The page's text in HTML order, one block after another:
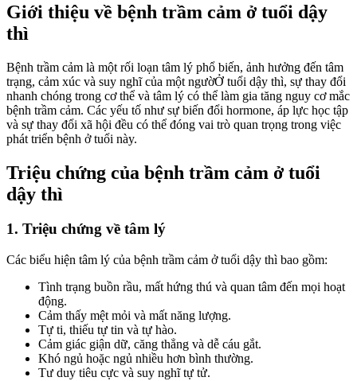
Giới thiệu về bệnh trầm cảm ở tuổi dậy
thì
Bệnh trầm cảm là một rối loạn tâm lý phổ biến, ảnh hưởng đến tâm
trạng, cảm xúc và suy nghĩ của một ngườỞ tuổi dậy thì, sự thay đổi
nhanh chóng trong cơ thể và tâm lý có thể làm gia tăng nguy cơ mắc
bệnh trầm cảm. Các yếu tố như sự biến đổi hormone, áp lực học tập
và sự thay đổi xã hội đều có thể đóng vai trò quan trọng trong việc
phát triển bệnh ở tuổi này.
Triệu chứng của bệnh trầm cảm ở tuổi
dậy thì
1. Triệu chứng về tâm lý
Các biểu hiện tâm lý của bệnh trầm cảm ở tuổi dậy thì bao gồm:
Tình trạng buồn rầu, mất hứng thú và quan tâm đến mọi hoạt
động.
Cảm thấy mệt mỏi và mất năng lượng.
Tự ti, thiếu tự tin và tự hào.
Cảm giác giận dữ, căng thẳng và dễ cáu gắt.
Khó ngủ hoặc ngủ nhiều hơn bình thường.
Tư duy tiêu cực và suy nghĩ tự tử.